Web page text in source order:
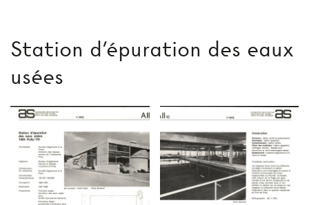
Station d'épuration des eaux
usées